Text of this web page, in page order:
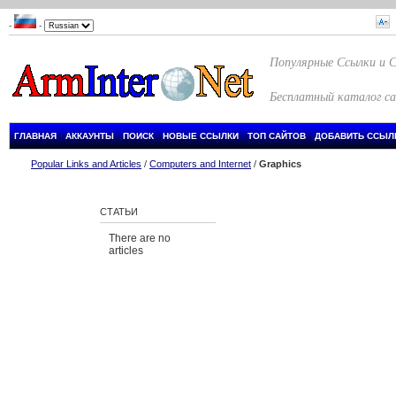
- -
Популярные Ссылки и
Бесплатный каталог
ГЛАВНАЯ АККАУНТЫ ПОИСК НОВЫЕ ССЫЛКИ ТОП САЙТОВ ДОБАВИТЬ
Popular Links and Articles / Computers and Internet / Graphics
СТАТЬИ
There are no
articles